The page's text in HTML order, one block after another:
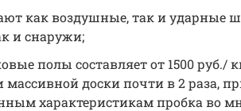
как воздушные, так и ударные
и снаружи;
полы составляет от 1500 руб./
массивной доски почти в 2 раза,
характеристикам пробка во